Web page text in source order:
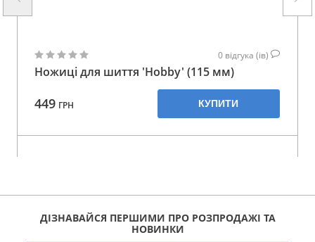
0 відгука (ів)
Ножиці для шиття 'Hobby' (115 мм)
449 ГРН КУПИТИ
ДІЗНАВАЙСЯ ПЕРШИМИ ПРО РОЗПРОДАЖІ ТА
НОВИНКИ